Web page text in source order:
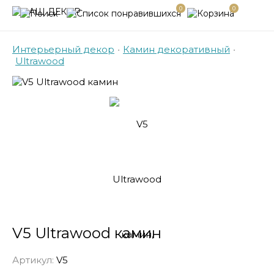
0 0
Интерьерный декор • Камин декоративный •
Ultrawood
V5 Ultrawood камин
Артикул: V5